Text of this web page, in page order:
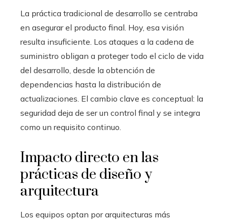
La práctica tradicional de desarrollo se centraba
en asegurar el producto final. Hoy, esa visión
resulta insuficiente. Los ataques a la cadena de
suministro obligan a proteger todo el ciclo de vida
del desarrollo, desde la obtención de
dependencias hasta la distribución de
actualizaciones. El cambio clave es conceptual: la
seguridad deja de ser un control final y se integra
como un requisito continuo.
Impacto directo en las
prácticas de diseño y
arquitectura
Los equipos optan por arquitecturas más